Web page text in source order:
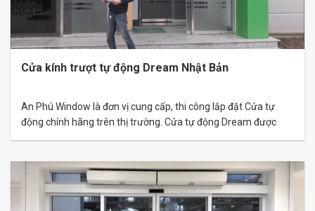
Cửa kính trượt tự động Dream Nhật Bản
An Phú Window là đơn vị cung cấp, thi công lắp đặt Cửa tự
động chính hãng trên thị trường. Cửa tự động Dream được
trượt tự động Dream Nhật Bản STT…